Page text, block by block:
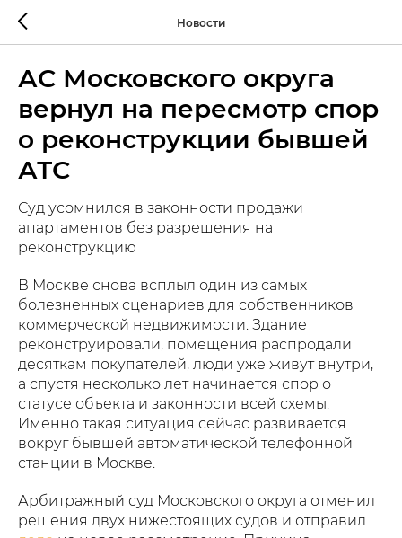
Новости
АС Московского округа
вернул на пересмотр спор
о реконструкции бывшей
АТС
Суд усомнился в законности продажи
апартаментов без разрешения на
реконструкцию
В Москве снова всплыл один из самых
болезненных сценариев для собственников
коммерческой недвижимости. Здание
реконструировали, помещения распродали
десяткам покупателей, люди уже живут внутри,
а спустя несколько лет начинается спор о
статусе объекта и законности всей схемы.
Именно такая ситуация сейчас развивается
вокруг бывшей автоматической телефонной
станции в Москве.
Арбитражный суд Московского округа отменил
решения двух нижестоящих судов и отправил